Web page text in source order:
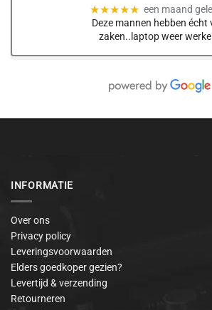
★★★★★ een maand
Deze mannen hebben écht
zaken..laptop weer
INFORMATIE
Over ons
Privacy policy
Leveringsvoorwaarden
Elders goedkoper gezien?
Levertijd & verzending
Retourneren